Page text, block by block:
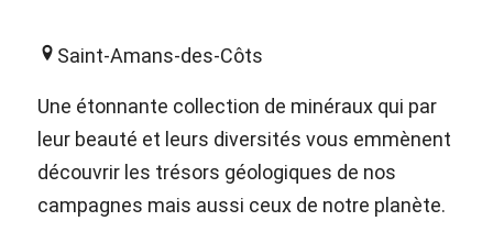
Saint-Amans-des-Côts
Une étonnante collection de minéraux qui par
leur beauté et leurs diversités vous emmènent
découvrir les trésors géologiques de nos
campagnes mais aussi ceux de notre planète.